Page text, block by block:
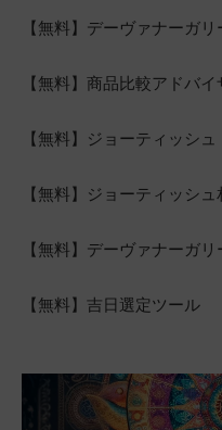
【無料】デーヴァナーガ
【無料】商品比較アドバイ
【無料】ジョーティッシ
【無料】ジョーティッシ
【無料】デーヴァナーガ
【無料】吉日選定ツール